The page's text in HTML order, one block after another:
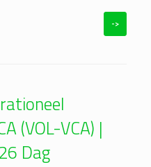
->
(VOL-VCA) |
Dag